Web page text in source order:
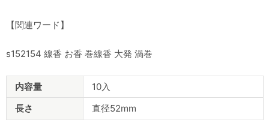
【関連ワード】
s152154 線香 お香 巻線香 大発 渦巻
内容量
10入
長さ
直径52mm